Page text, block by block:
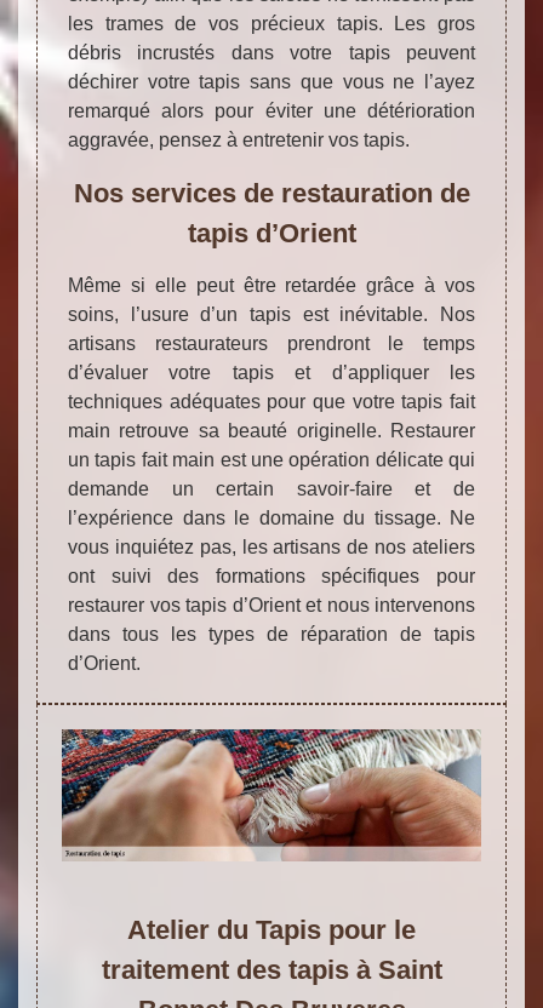
les trames de vos précieux tapis. Les gros
débris incrustés dans votre tapis peuvent
déchirer votre tapis sans que vous ne l’ayez
remarqué alors pour éviter une détérioration
aggravée, pensez à entretenir vos tapis.
Nos services de restauration de
tapis d’Orient
Même si elle peut être retardée grâce à vos
soins, l’usure d’un tapis est inévitable. Nos
artisans restaurateurs prendront le temps
d’évaluer votre tapis et d’appliquer les
techniques adéquates pour que votre tapis fait
main retrouve sa beauté originelle. Restaurer
un tapis fait main est une opération délicate qui
demande un certain savoir-faire et de
l’expérience dans le domaine du tissage. Ne
vous inquiétez pas, les artisans de nos ateliers
ont suivi des formations spécifiques pour
restaurer vos tapis d’Orient et nous intervenons
dans tous les types de réparation de tapis
d’Orient.
Atelier du Tapis pour le
traitement des tapis à Saint